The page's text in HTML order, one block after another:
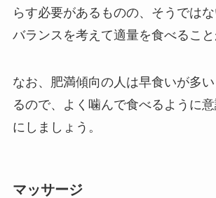
らす必要があるものの、そうでは
バランスを考えて適量を食べること
なお、肥満傾向の人は早食いが多
るので、よく噛んで食べるように
にしましょう。
マッサージ